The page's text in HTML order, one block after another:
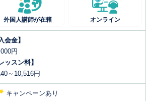
外国人講師が在籍 オンライン
会金】
円
ッスン料】
～10,516円
キャンペーンあり